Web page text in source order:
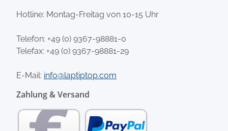
Hotline: Montag-Freitag von 10-15 Uhr
Telefon: +49 (0) 9367-98881-0
Telefax: +49 (0) 9367-98881-29
E-Mail: info@laptiptop.com
Zahlung & Versand